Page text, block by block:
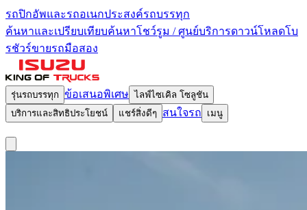
รถปิกอัพและรถอเนกประสงค์รถบรรทุก
ค้นหาและเปรียบเทียบค้นหาโชว์รูม / ศูนย์บริการดาวน์โหลดโบ
รชัวร์ขายรถมือสอง
รุ่นรถบรรทุก ข้อเสนอพิเศษ ไลฟ์ไซเคิล โซลูชัน
บริการและสิทธิประโยชน์
แชร์สิ่งดีๆ สนใจรถ เมนู